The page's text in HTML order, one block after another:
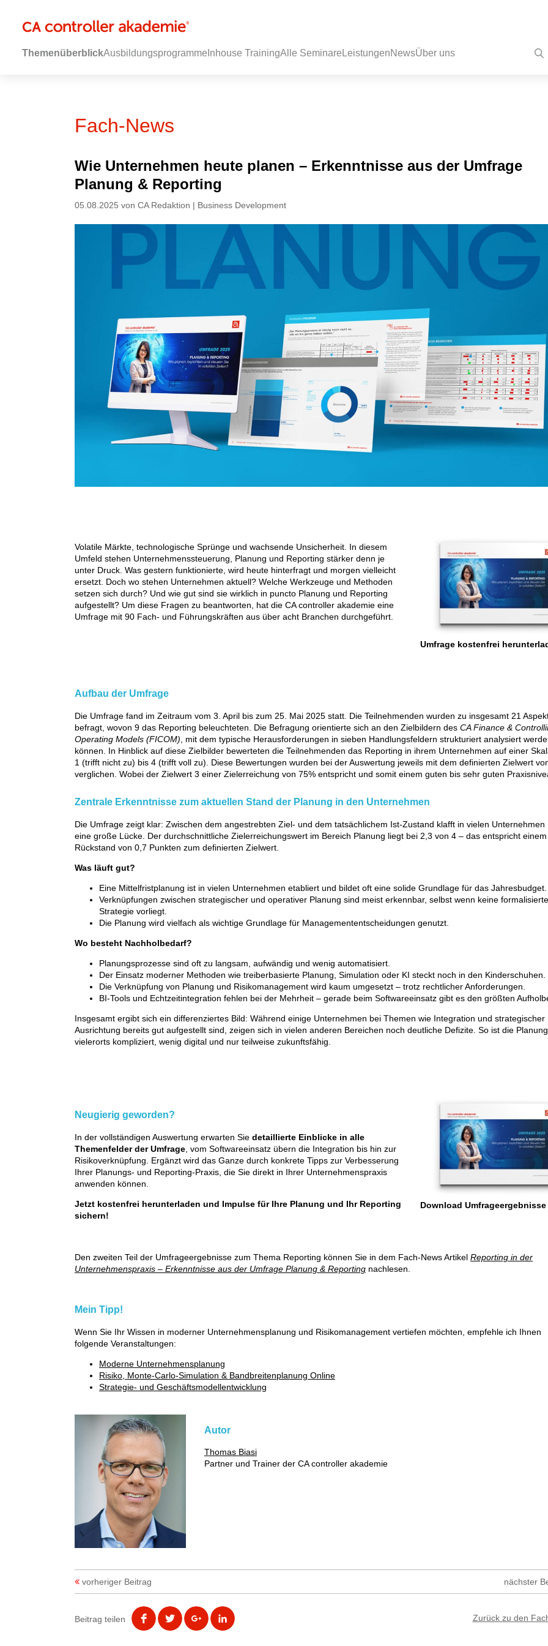
ThemenüberblickAusbildungsprogramme Inhouse TrainingAlle Seminare LeistungenNewsÜber uns
Fach-News
Wie Unternehmen heute planen – Erkenntnisse aus der Umfrage
Planung & Reporting
05.08.2025 von CA Redaktion | Business Development
Volatile Märkte, technologische Sprünge und wachsende Unsicherheit. In diesem
Umfeld stehen Unternehmenssteuerung, Planung und Reporting stärker denn je
unter Druck. Was gestern funktionierte, wird heute hinterfragt und morgen vielleicht
ersetzt. Doch wo stehen Unternehmen aktuell? Welche Werkzeuge und Methoden
setzen sich durch? Und wie gut sind sie wirklich in puncto Planung und Reporting
aufgestellt? Um diese Fragen zu beantworten, hat die CA controller akademie eine
Umfrage mit 90 Fach- und Führungskräften aus über acht Branchen durchgeführt.
Umfrage kostenfrei
Aufbau der Umfrage
Die Umfrage fand im Zeitraum vom 3. April bis zum 25. Mai 2025 statt. Die Teilnehmenden wurden zu insgesamt 21
befragt, wovon 9 das Reporting beleuchteten. Die Befragung orientierte sich an den Zielbildern des CA Finance &
Operating Models (FICOM) , mit dem typische Herausforderungen in sieben Handlungsfeldern strukturiert analysiert
können. In Hinblick auf diese Zielbilder bewerteten die Teilnehmenden das Reporting in ihrem Unternehmen auf einer
1 (trifft nicht zu) bis 4 (trifft voll zu). Diese Bewertungen wurden bei der Auswertung jeweils mit dem definierten Zielwert
verglichen. Wobei der Zielwert 3 einer Zielerreichung von 75% entspricht und somit einem guten bis sehr guten
Zentrale Erkenntnisse zum aktuellen Stand der Planung in den Unternehmen
Die Umfrage zeigt klar: Zwischen dem angestrebten Ziel- und dem tatsächlichem Ist-Zustand klafft in vielen Unternehmen
eine große Lücke. Der durchschnittliche Zielerreichungswert im Bereich Planung liegt bei 2,3 von 4 – das entspricht einem
Rückstand von 0,7 Punkten zum definierten Zielwert.
Was läuft gut?
Eine Mittelfristplanung ist in vielen Unternehmen etabliert und bildet oft eine solide Grundlage für das Jahresbudget.
Verknüpfungen zwischen strategischer und operativer Planung sind meist erkennbar, selbst wenn keine formalisierte
Strategie vorliegt.
Die Planung wird vielfach als wichtige Grundlage für Managemententscheidungen genutzt.
Wo besteht Nachholbedarf?
Planungsprozesse sind oft zu langsam, aufwändig und wenig automatisiert.
Der Einsatz moderner Methoden wie treiberbasierte Planung, Simulation oder KI steckt noch in den Kinderschuhen.
Die Verknüpfung von Planung und Risikomanagement wird kaum umgesetzt – trotz rechtlicher Anforderungen.
BI-Tools und Echtzeitintegration fehlen bei der Mehrheit – gerade beim Softwareeinsatz gibt es den größten
Insgesamt ergibt sich ein differenziertes Bild: Während einige Unternehmen bei Themen wie Integration und strategischer
Ausrichtung bereits gut aufgestellt sind, zeigen sich in vielen anderen Bereichen noch deutliche Defizite. So ist die Planung
vielerorts kompliziert, wenig digital und nur teilweise zukunftsfähig.
Neugierig geworden?
In der vollständigen Auswertung erwarten Sie detaillierte Einblicke in alle
Themenfelder der Umfrage , vom Softwareeinsatz übern die Integration bis hin zur
Risikoverknüpfung. Ergänzt wird das Ganze durch konkrete Tipps zur Verbesserung
Ihrer Planungs- und Reporting-Praxis, die Sie direkt in Ihrer Unternehmenspraxis
anwenden können.
Jetzt kostenfrei herunterladen und Impulse für Ihre Planung und Ihr Reporting
sichern!
Download Umfrageergebnisse
Den zweiten Teil der Umfrageergebnisse zum Thema Reporting können Sie in dem Fach-News Artikel Reporting in der
Unternehmenspraxis – Erkenntnisse aus der Umfrage Planung & Reporting nachlesen.
Mein Tipp!
Wenn Sie Ihr Wissen in moderner Unternehmensplanung und Risikomanagement vertiefen möchten, empfehle ich Ihnen
folgende Veranstaltungen:
Moderne Unternehmensplanung
Risiko, Monte-Carlo-Simulation & Bandbreitenplanung Online
Strategie- und Geschäftsmodellentwicklung
Autor
Thomas Biasi
Partner und Trainer der CA controller akademie
vorheriger Beitrag nächster
Beitrag teilen Zurück zu den